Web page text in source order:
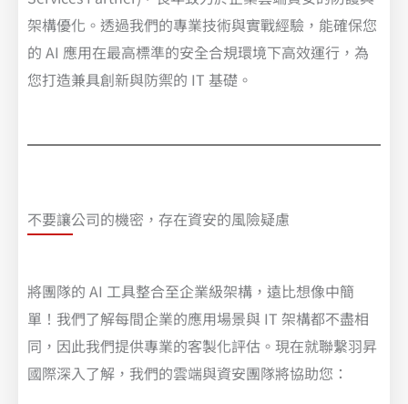
架構優化。透過我們的專業技術與實戰經驗，能確保您
的 AI 應用在最高標準的安全合規環境下高效運行，為
您打造兼具創新與防禦的 IT 基礎。
不要讓公司的機密，存在資安的風險疑慮
將團隊的 AI 工具整合至企業級架構，遠比想像中簡
單！我們了解每間企業的應用場景與 IT 架構都不盡相
同，因此我們提供專業的客製化評估。現在就聯繫羽昇
國際深入了解，我們的雲端與資安團隊將協助您：